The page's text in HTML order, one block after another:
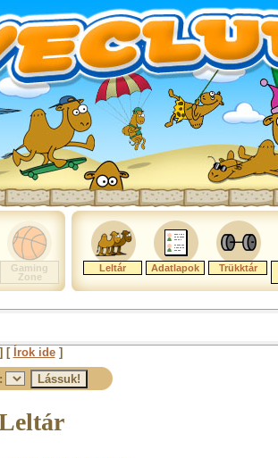
Gaming
Zone
Leltár Adatlapok Trükktár
[ Írok ide]